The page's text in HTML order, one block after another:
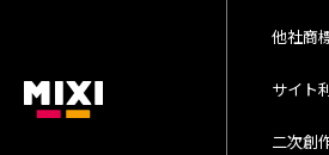
他社商
サイト
二次創